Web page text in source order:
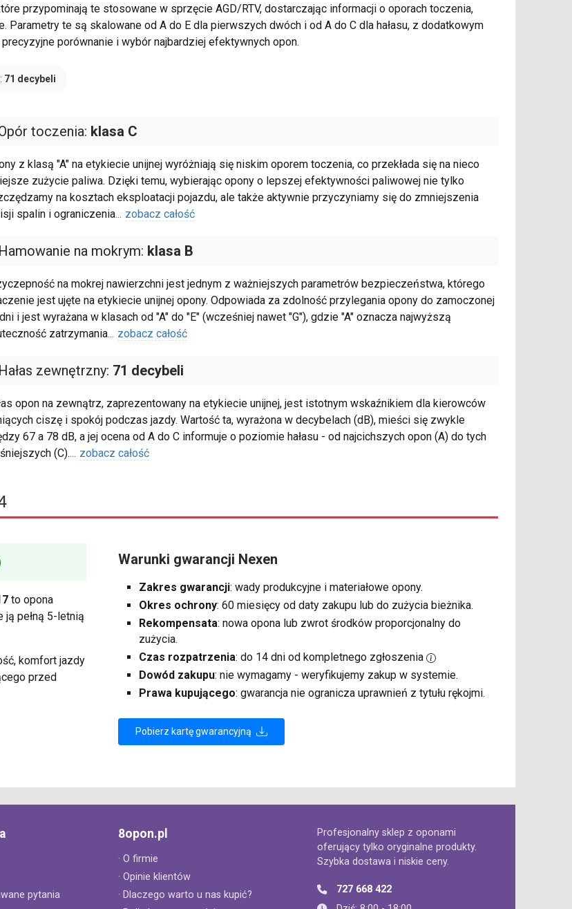
przypominają te stosowane w sprzęcie AGD/RTV, dostarczając informacji o oporach toczenia,
Parametry te są skalowane od A do E dla pierwszych dwóch i od A do C dla hałasu, z dodatkowym
porównanie i wybór najbardziej efektywnych opon.
71 decybeli
toczenia: klasa C
z klasą "A" na etykiecie unijnej wyróżniają się niskim oporem toczenia, co przekłada się na nieco
zużycie paliwa. Dzięki temu, wybierając opony o lepszej efektywności paliwowej nie tylko
na kosztach eksploatacji pojazdu, ale także aktywnie przyczyniamy się do zmniejszenia
spalin i ograniczenia... zobacz całość
Hamowanie na mokrym: klasa B
na mokrej nawierzchni jest jednym z ważniejszych parametrów bezpieczeństwa, którego
jest ujęte na etykiecie unijnej opony. Odpowiada za zdolność przylegania opony do zamoczonej
i jest wyrażana w klasach od "A" do "E" (wcześniej nawet "G"), gdzie "A" oznacza najwyższą
zatrzymania... zobacz całość
Hałas zewnętrzny: 71 decybeli
opon na zewnątrz, zaprezentowany na etykiecie unijnej, jest istotnym wskaźnikiem dla kierowców
ciszę i spokój podczas jazdy. Wartość ta, wyrażona w decybelach (dB), mieści się zwykle
67 a 78 dB, a jej ocena od A do C informuje o poziomie hałasu - od najcichszych opon (A) do tych
(C).... zobacz całość
to opona
ją pełną 5-letnią
komfort jazdy
przed
Warunki gwarancji Nexen
Zakres gwarancji: wady produkcyjne i materiałowe opony.
Okres ochrony: 60 miesięcy od daty zakupu lub do zużycia bieżnika.
Rekompensata: nowa opona lub zwrot środków proporcjonalny do
zużycia.
Czas rozpatrzenia: do 14 dni od kompletnego zgłoszenia
Dowód zakupu: nie wymagamy - weryfikujemy zakup w systemie.
Prawa kupującego: gwarancja nie ogranicza uprawnień z tytułu rękojmi.
Pobierz kartę gwarancyjną
pytania
8opon.pl
· O firmie
· Opinie klientów
· Dlaczego warto u nas kupić?
Profesjonalny sklep z oponami
oferujący tylko oryginalne produkty.
Szybka dostawa i niskie ceny.
727 668 422